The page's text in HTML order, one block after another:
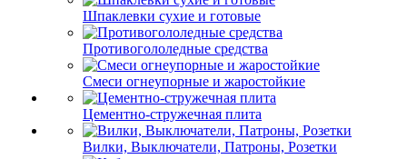
Шпаклевки сухие и готовые
Противогололедные средства
Смеси огнеупорные и жаростойкие
Цементно-стружечная плита
Вилки, Выключатели, Патроны, Розетки